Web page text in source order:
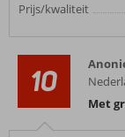
Prijs/kwaliteit
10
Met